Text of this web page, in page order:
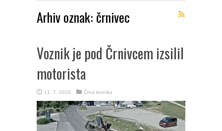
Arhiv oznak: črnivec
Voznik je pod Črnivcem izsilil
motorista
11. 7. 2026 Črna kronika